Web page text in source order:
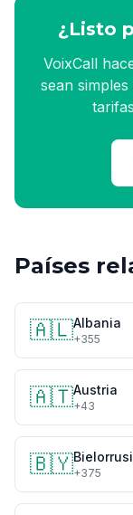
¿Listo
VoixCall
sean
Países
🇦🇱Albania
+355
🇦🇹Austria
+43
🇧🇾+375